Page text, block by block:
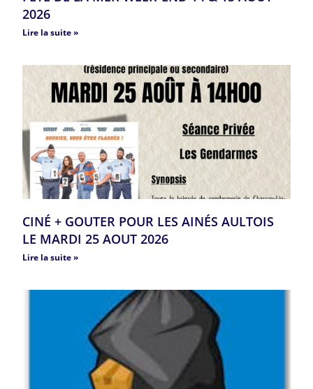
2026
Lire la suite »
CINÉ + GOUTER POUR LES AINÉS AULTOIS
LE MARDI 25 AOUT 2026
Lire la suite »